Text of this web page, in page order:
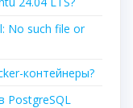
No such file or
контейнеры?
PostgreSQL